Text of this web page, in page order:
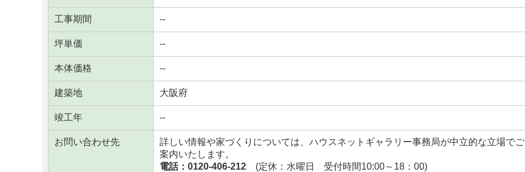
工事期間 --
坪単価 --
本体価格 --
建築地 大阪府
竣工年 --
お問い合わせ先
詳しい情報や家づくりについては、ハウスネットギャラリー事務局が中立的な立場でご
案内いたします。
電話：0120-406-212 (定休：水曜日 受付時間10:00～18：00)